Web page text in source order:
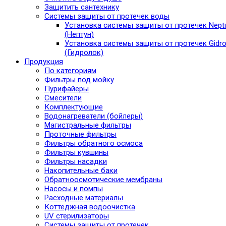
Защитить сантехнику
Системы защиты от протечек воды
Установка системы защиты от протечек
(Нептун)
Установка системы защиты от протечек
(Гидролок)
Продукция
По категориям
Фильтры под мойку
Пурифайеры
Смесители
Комплектующие
Водонагреватели (бойлеры)
Магистральные фильтры
Проточные фильтры
Фильтры обратного осмоса
Фильтры кувшины
Фильтры насадки
Накопительные баки
Обратноосмотические мембраны
Насосы и помпы
Расходные материалы
Коттеджная водоочистка
UV стерилизаторы